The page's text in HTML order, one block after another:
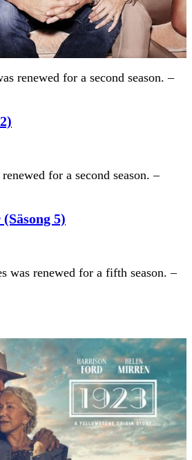
renewed for a second season. –
for a second season. –
5)
was renewed for a fifth season. –